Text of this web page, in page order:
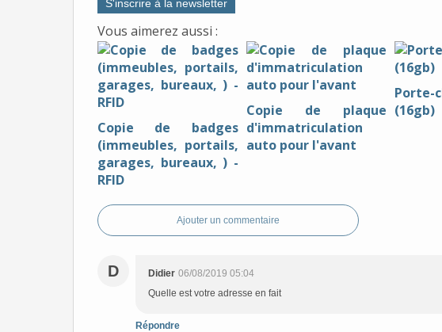
S'inscrire à la newsletter
Vous aimerez aussi :
Copie de badges
(immeubles, portails,
garages, bureaux, ) -
RFID
Copie de plaque
d'immatriculation
auto pour l'avant
(16gb)
Ajouter un commentaire
D Didier 06/08/2019 05:04
Quelle est votre adresse en fait
Répondre